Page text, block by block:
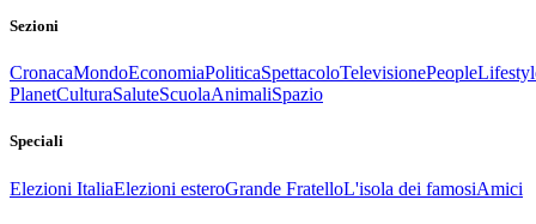
Sezioni
CronacaMondoEconomiaPoliticaSpettacoloTelevisionePeople
PlanetCulturaSaluteScuolaAnimaliSpazio
Speciali
Elezioni ItaliaElezioni esteroGrande FratelloL'isola dei famosiAmici